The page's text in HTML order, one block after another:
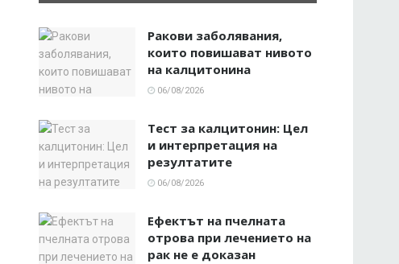
Ракови заболявания,
които повишават нивото
на калцитонина
06/08/2026
Тест за калцитонин: Цел
и интерпретация на
резултатите
06/08/2026
Ефектът на пчелната
отрова при лечението на
рак не е доказан